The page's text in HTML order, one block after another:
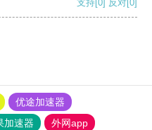
支持[0] 反对[0]
优途加速器
加速器
外网app